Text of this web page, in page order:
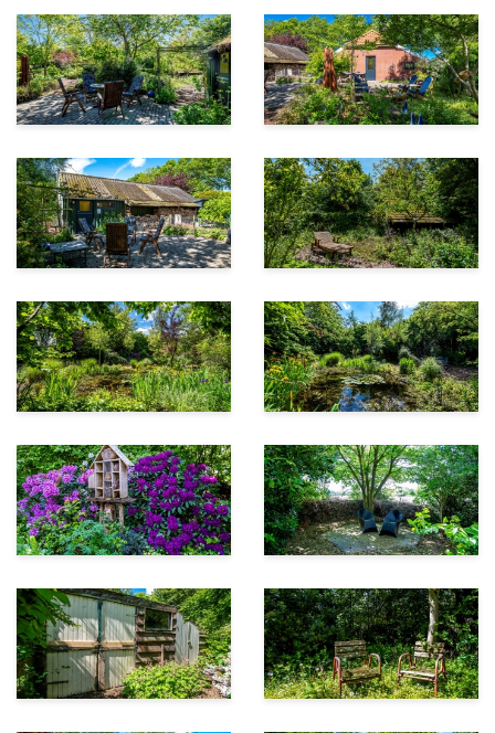
bouwmaterialen
• Voorzien van dak- en gevelisolatie en dubbel glas
• Voorzien van 10 zonnepanelen (eigendom)
• Energielabel C
• Eigen waterbron met pomp
• Levensloopbestendig woonprogramma op de begane
grond
• Op korte afstand van het Veeler Diep en de Ruiten Aa
• Schitterende tuin met de mogelijkheid om
zelfvoorzienend te leven: door de eigenaren zijn
boekjes gemaakt waarin alle planten, bomen en
bloemen die zich in de tuin bevinden zijn
gedocumenteerd.
• Gelegen nabij diverse voorzieningen:
- Scholen voor basis- en voortgezet onderwijs o.a. in
Vlagtwedde, Winschoten en Stadskanaal
- Supermarkt, horeca en diverse winkels nabij in
Vlagtwedde
- Winkelcentrum van Winschoten op ca. 15
autominuten
• Op ca. 10 autominuten van de A7 richting Duitsland
en Groningen